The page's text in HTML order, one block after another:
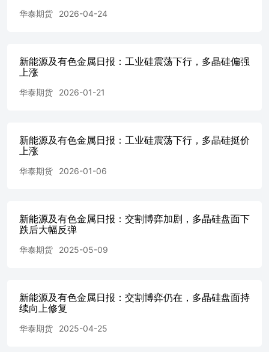
吨
源：SMM，华泰期货研究院 资料来源：SMM，华泰期货研
橙 封帆 陈思捷 从业资格号：F3046665投资咨询号：
编制，但本公司对该等信息的准确性及完整性不作任何保证
发出通知的情形下做出修改，投资者应当自行关注相应的更
公正，但本报告所载的观点、结论和建议仅供参考，投资者
告版权仅为本公司所有。未经本公司书面许可，任何机构或
标、服务标记及标记。 华泰期货有限公司版权所有并保留一
大道1号之一2101-2106单元丨邮编：510000电话：400-6280-
华泰期货 2026-04-24
新能源及有色金属日报：工业硅震荡下行，多晶硅偏强
上涨
华泰期货 2026-01-21
新能源及有色金属日报：工业硅震荡下行，多晶硅挺价
上涨
华泰期货 2026-01-06
新能源及有色金属日报：交割博弈加剧，多晶硅盘面下
跌后大幅反弹
华泰期货 2025-05-09
新能源及有色金属日报：交割博弈仍在，多晶硅盘面持
续向上修复
华泰期货 2025-04-25